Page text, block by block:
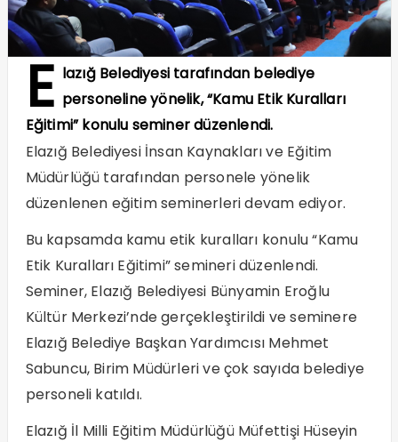
E lazığ Belediyesi tarafından belediye
personeline yönelik, “Kamu Etik Kuralları
Eğitimi” konulu seminer düzenlendi.
Elazığ Belediyesi İnsan Kaynakları ve Eğitim
Müdürlüğü tarafından personele yönelik
düzenlenen eğitim seminerleri devam ediyor.
Bu kapsamda kamu etik kuralları konulu “Kamu
Etik Kuralları Eğitimi” semineri düzenlendi.
Seminer, Elazığ Belediyesi Bünyamin Eroğlu
Kültür Merkezi’nde gerçekleştirildi ve seminere
Elazığ Belediye Başkan Yardımcısı Mehmet
Sabuncu, Birim Müdürleri ve çok sayıda belediye
personeli katıldı.
Elazığ İl Milli Eğitim Müdürlüğü Müfettişi Hüseyin